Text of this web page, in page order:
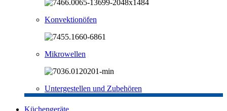
Konvektionöfen
Mikrowellen
Untergestellen und Zubehören
Küchengeräte